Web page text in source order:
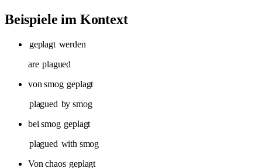
Beispiele im Kontext
geplagt werden
are plagued
von smog geplagt
plagued by smog
bei smog geplagt
plagued with smog
Von chaos geplagt